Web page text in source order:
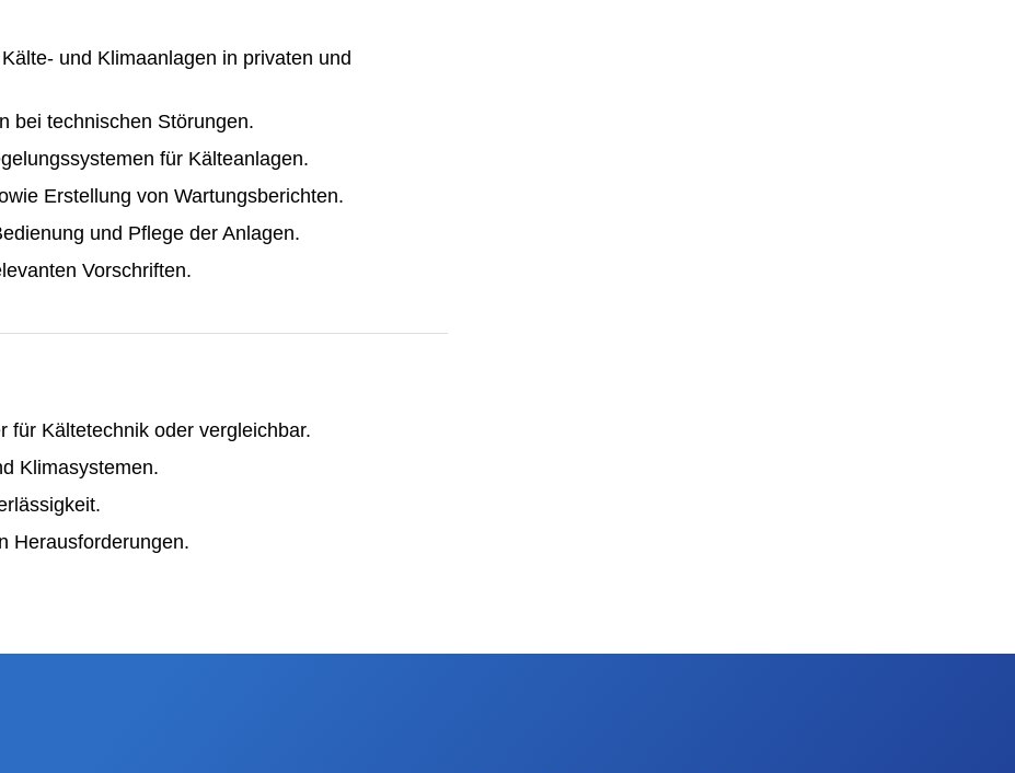
und Klimaanlagen in privaten und
bei technischen Störungen.
für Kälteanlagen.
Erstellung von Wartungsberichten.
und Pflege der Anlagen.
Vorschriften.
für Kältetechnik oder vergleichbar.
Klimasystemen.
Herausforderungen.